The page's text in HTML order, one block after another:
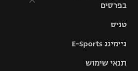
בפרסים
וזוכים בפרסים
תקנון עבור פעילות
טניס
גיימינג E-Sports
תנאי שימוש